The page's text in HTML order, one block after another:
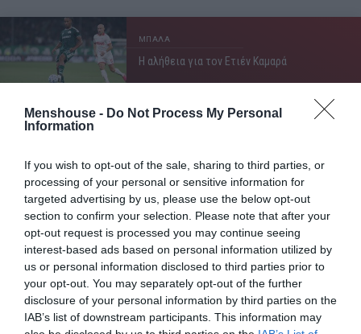
Menshouse - Do Not Process My Personal
Information
If you wish to opt-out of the sale, sharing to third parties, or
processing of your personal or sensitive information for
targeted advertising by us, please use the below opt-out
section to confirm your selection. Please note that after your
opt-out request is processed you may continue seeing
interest-based ads based on personal information utilized by
us or personal information disclosed to third parties prior to
your opt-out. You may separately opt-out of the further
disclosure of your personal information by third parties on the
IAB’s list of downstream participants. This information may
ΜΠΑΛΑ
Η αλήθεια για τον Ετιέν Καμαρά
διαφήμιση.
Το νεότευκτο τότε και υπερπολυτελές
ξενοδοχείο (Grand Hotel) δεν ήταν απλώς ένα
σκηνικό, αλλά σύμβολο του «περνάμε τέλεια».
Μοντέρνα αρχιτεκτονική, πισίνες, ξαπλώστρες με
ομπρέλες που τότε στην Αθήνα έμοιαζαν με
επιστημονική φαντασία, φανταχτερά μαγιό. Η κάμερα
φροντίζει να αναδεικνύει το κτήριο, τις εγκαταστάσεις.
Το «Κάτι Κουρασμένα Παλικάρια» πάτησε πάνω σε